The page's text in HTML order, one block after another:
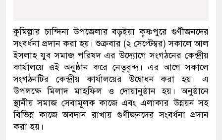
কুমিল্লার চান্দিনা উপজেলার বড়ইয়া কৃষ্ণপুরে গুণীজনদের
সংবর্ধনা প্রদান করা হয়। শুক্রবার (২ সেপ্টেম্বর) সকালে আল
ইসলাহ যুব সমাজ পরিষদ এর উদ্যোগে সংগঠনের কেন্দ্রীয়
কার্যালয়ে ওই অনুষ্ঠান করে নেতৃবৃন্দ। এর আগে সকালে
সংগঠনটির কেন্দ্রীয় কার্যালয়ের উদ্বোধন করা হয়। এ
উপলক্ষে মিলাদ মাহফিল ও দোয়ানুষ্ঠান হয়। অনুষ্ঠানে
স্থানীয় সমাজ সেবামূলক কাজে এবং এলাকার উন্নয়ন সহ
বিভিন্ন কাজে অবদান রাখায় গুণীজনদের সংবর্ধনা প্রদান
করা হয়।